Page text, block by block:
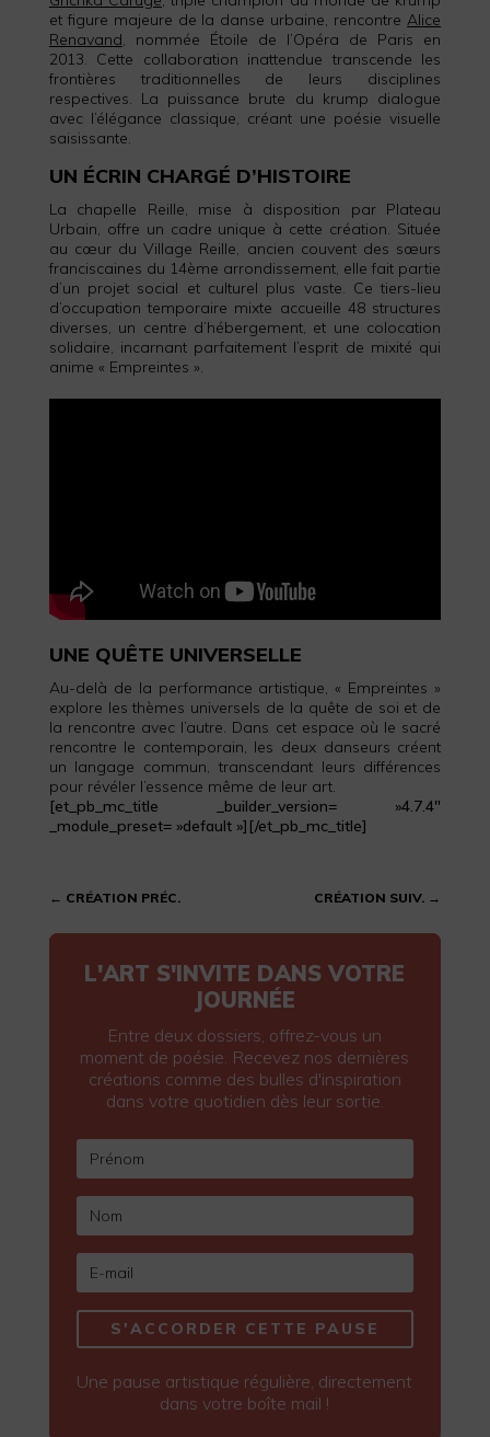
et figure majeure de la danse urbaine, rencontreAlice
Renavand, nommée Étoile de l’Opéra de Paris en
2013. Cette collaboration inattendue transcende les
frontières traditionnelles de leurs disciplines
respectives. La puissance brute du krump dialogue
avec l’élégance classique, créant une poésie visuelle
saisissante.
UN ÉCRIN CHARGÉ D’HISTOIRE
La chapelle Reille, mise à disposition par Plateau
Urbain, offre un cadre unique à cette création. Située
au cœur du Village Reille, ancien couvent des sœurs
franciscaines du 14ème arrondissement, elle fait partie
d’un projet social et culturel plus vaste. Ce tiers-lieu
d’occupation temporaire mixte accueille 48 structures
diverses, un centre d’hébergement, et une colocation
solidaire, incarnant parfaitement l’esprit de mixité qui
anime « Empreintes ».
UNE QUÊTE UNIVERSELLE
Au-delà de la performance artistique, « Empreintes »
explore les thèmes universels de la quête de soi et de
la rencontre avec l’autre. Dans cet espace où le sacré
rencontre le contemporain, les deux danseurs créent
un langage commun, transcendant leurs différences
pour révéler l’essence même de leur art.
[et_pb_mc_title _builder_version= »4.7.4″
_module_preset= »default »][/et_pb_mc_title]
← CRÉATION PRÉC. CRÉATION SUIV. →
L'ART S'INVITE DANS VOTRE
JOURNÉE
Entre deux dossiers, offrez-vous un
moment de poésie. Recevez nos dernières
créations comme des bulles d'inspiration
dans votre quotidien dès leur sortie.
S'ACCORDER CETTE PAUSE
Une pause artistique régulière, directement
dans votre boîte mail !